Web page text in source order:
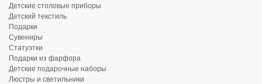
Детские столовые приборы
Детский текстиль
Подарки
Сувениры
Статуэтки
Подарки из фарфора
Детские подарочные наборы
Люстры и светильники